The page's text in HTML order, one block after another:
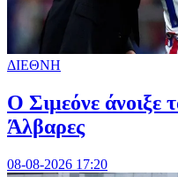
ΔΙΕΘΝΗ
Ο Σιμεόνε άνοιξε
Άλβαρες
08-08-2026 17:20